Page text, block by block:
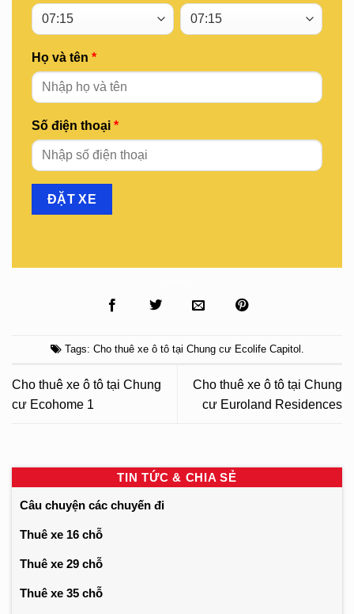
Họ và tên *
Số điện thoại *
Tags: Cho thuê xe ô tô tại Chung cư Ecolife Capitol
Cho thuê xe ô tô tại Chung
cư Ecohome 1
Cho thuê xe ô tô tại Chung
cư Euroland Residences
TIN TỨC & CHIA SẺ
Câu chuyện các chuyến đi
Thuê xe 16 chỗ
Thuê xe 29 chỗ
Thuê xe 35 chỗ